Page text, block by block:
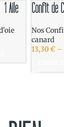
1 Aile Confit de
Nos
canard
13,30€ –